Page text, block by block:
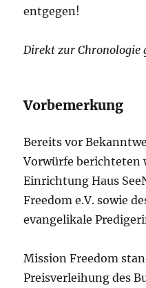
entgegen!
Direkt zur Chronologie
Vorbemerkung
Bereits vor
Vorwürfe berichteten
Einrichtung Haus
Freedom e.V. sowie
evangelikale
Mission Freedom
Preisverleihung des